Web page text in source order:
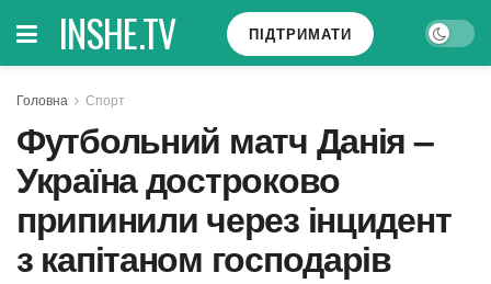
INSHE.TV ПІДТРИМАТИ
Головна Спорт
Футбольний матч Данія –
Україна достроково
припинили через інцидент
з капітаном господарів